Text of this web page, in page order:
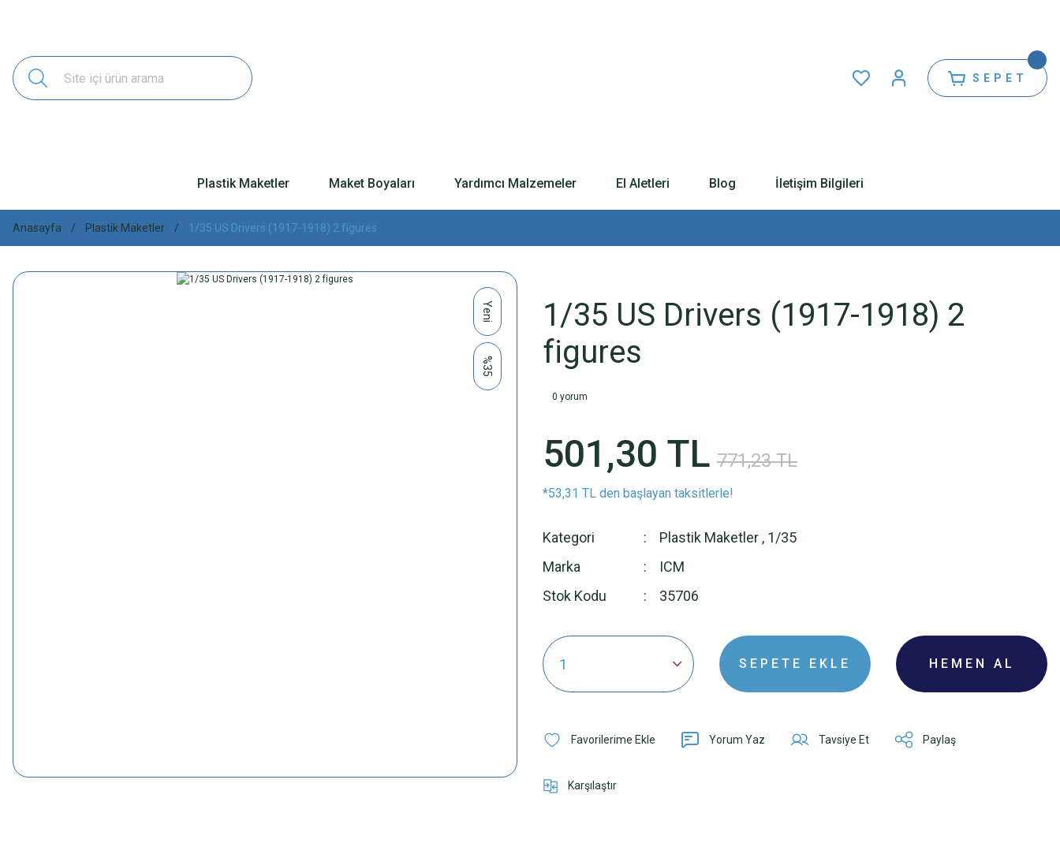
SEPET
Plastik Maketler Maket Boyaları Yardımcı Malzemeler El Aletleri Blog İletişim Bilgileri
Anasayfa Plastik Maketler 1/35 US Drivers (1917-1918) 2 figures
Yeni
%35
1/35 US Drivers (1917-1918) 2
figures
0 yorum
501,30 TL 771,23 TL
*53,31 TL den başlayan taksitlerle!
Kategori Plastik Maketler , 1/35
Marka
ICM
Stok Kodu
35706
SEPETE EKLE HEMEN AL
Yorum Yaz Tavsiye Et Paylaş
Karşılaştır